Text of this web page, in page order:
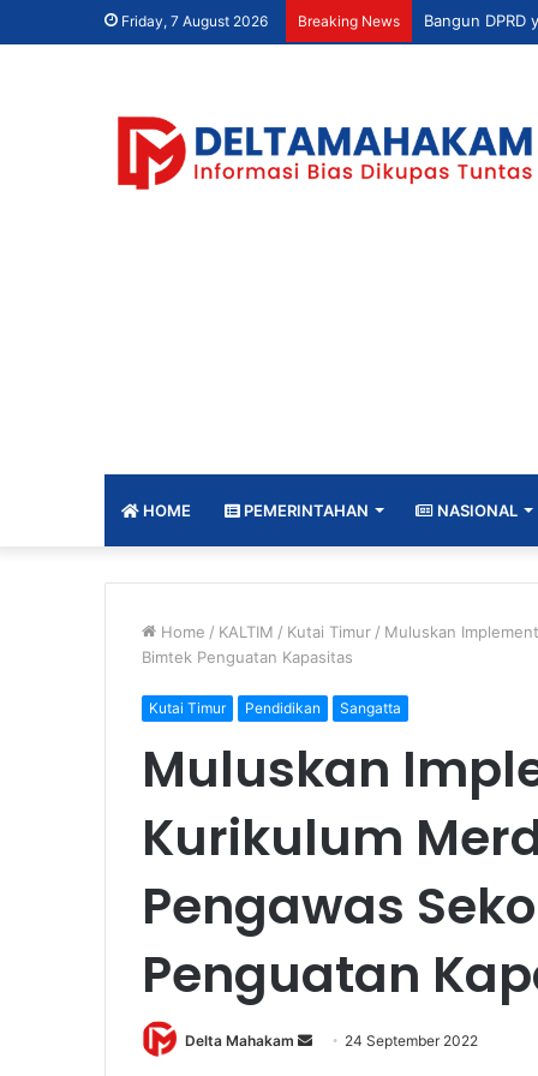
Friday, 7 August 2026 Breaking News
HOME PEMERINTAHAN NASIONAL
Home / KALTIM / Kutai Timur / Muluskan
Bimtek Penguatan Kapasitas
Kutai Timur Pendidikan Sangatta
Muluskan
Kurikulum
Pengawas
Penguatan
Delta Mahakam 24 September 2022